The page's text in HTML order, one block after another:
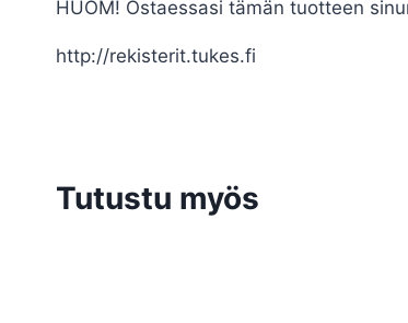
HUOM! Ostaessasi tämän tuotteen
http://rekisterit.tukes.fi
Tutustu myös